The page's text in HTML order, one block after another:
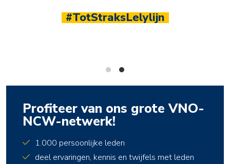
1.100+ leden
Profiteer van ons grote VNO-
NCW-netwerk!
1.000 persoonlijke leden
deel ervaringen, kennis en twijfels met leden